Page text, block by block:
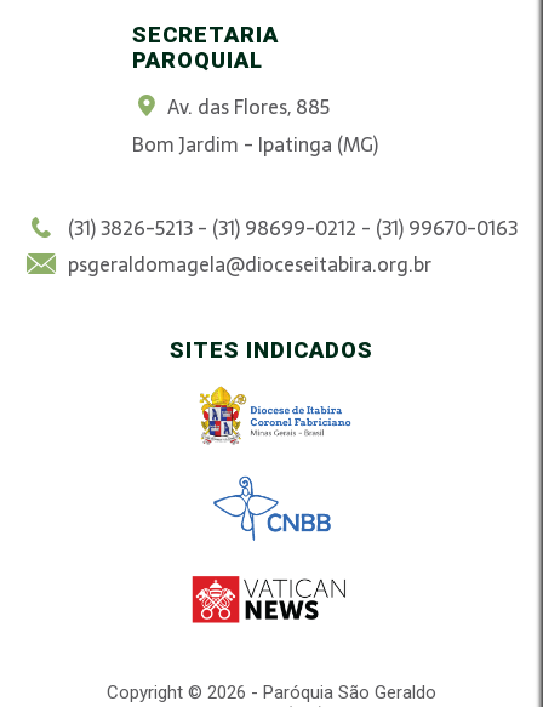
SECRETARIA
PAROQUIAL
Av. das Flores, 885
Bom Jardim - Ipatinga (MG)
(31) 3826-5213 - (31) 98699-0212 - (31) 99670-0163
psgeraldomagela@dioceseitabira.org.br
SITES INDICADOS
Copyright © 2026 - Paróquia São Geraldo